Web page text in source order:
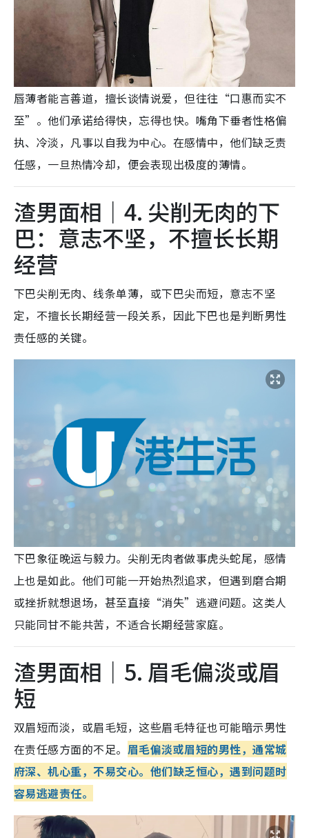
唇薄者能言善道，擅长谈情说爱，但往往“口惠而实不
至”。他们承诺给得快，忘得也快。嘴角下垂者性格偏
执、冷淡，凡事以自我为中心。在感情中，他们缺乏责
任感，一旦热情冷却，便会表现出极度的薄情。
渣男面相｜4. 尖削无肉的下
巴：意志不坚，不擅长长期
经营
下巴尖削无肉、线条单薄，或下巴尖而短，意志不坚
定，不擅长长期经营一段关系，因此下巴也是判断男性
责任感的关键。
下巴象征晚运与毅力。尖削无肉者做事虎头蛇尾，感情
上也是如此。他们可能一开始热烈追求，但遇到磨合期
或挫折就想退场，甚至直接“消失”逃避问题。这类人
只能同甘不能共苦，不适合长期经营家庭。
渣男面相｜5. 眉毛偏淡或眉
短
双眉短而淡，或眉毛短，这些眉毛特征也可能暗示男性
在责任感方面的不足。 眉毛偏淡或眉短的男性，通常城
府深、机心重，不易交心。他们缺乏恒心，遇到问题时
容易逃避责任。